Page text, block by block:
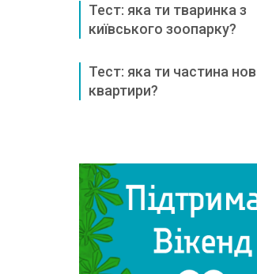
Тест: яка ти тваринка з
київського зоопарку?
Тест: яка ти частина
квартири?